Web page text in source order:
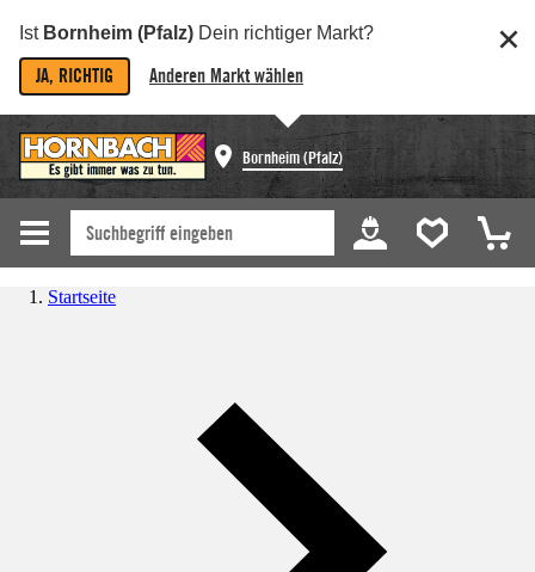
Ist Bornheim (Pfalz) Dein richtiger Markt?
JA, RICHTIG Anderen Markt wählen
Bornheim (Pfalz)
Startseite